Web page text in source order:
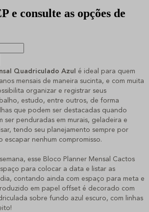
e consulte as opções de
Quadriculado Azul é ideal para quem
mensais de maneira sucinta, e com muita
organizar e registrar seus
estudo, entre outros, de forma
que podem ser destacadas quando
ser penduradas em murais, geladeira e
tendo seu planejamento sempre por
nenhum compromisso.
esse Bloco Planner Mensal Cactos
para colocar a data e listar as
contando ainda com espaço para meta e
em papel offset é decorado com
sobre fundo azul escuro, com linhas